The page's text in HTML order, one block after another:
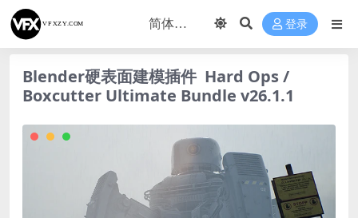
登录
Blender硬表面建模插件 Hard Ops /
Boxcutter Ultimate Bundle v26.1.1